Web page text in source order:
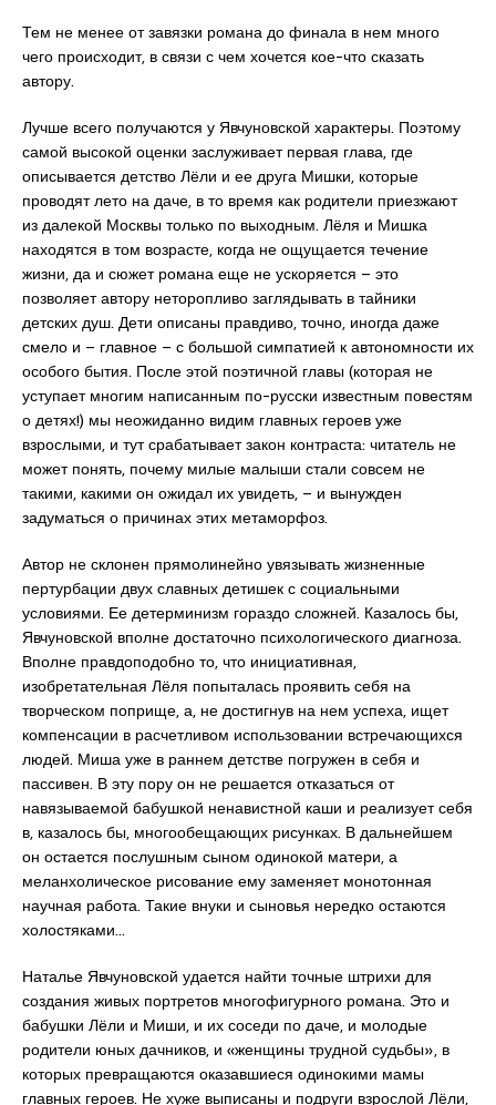
Тем не менее от завязки романа до финала в нем много
чего происходит, в связи с чем хочется кое-что сказать
автору.
Лучше всего получаются у Явчуновской характеры. Поэтому
самой высокой оценки заслуживает первая глава, где
описывается детство Лёли и ее друга Мишки, которые
проводят лето на даче, в то время как родители приезжают
из далекой Москвы только по выходным. Лёля и Мишка
находятся в том возрасте, когда не ощущается течение
жизни, да и сюжет романа еще не ускоряется – это
позволяет автору неторопливо заглядывать в тайники
детских душ. Дети описаны правдиво, точно, иногда даже
смело и – главное – с большой симпатией к автономности их
особого бытия. После этой поэтичной главы (которая не
уступает многим написанным по-русски известным повестям
о детях!) мы неожиданно видим главных героев уже
взрослыми, и тут срабатывает закон контраста: читатель не
может понять, почему милые малыши стали совсем не
такими, какими он ожидал их увидеть, – и вынужден
задуматься о причинах этих метаморфоз.
Автор не склонен прямолинейно увязывать жизненные
пертурбации двух славных детишек с социальными
условиями. Ее детерминизм гораздо сложней. Казалось бы,
Явчуновской вполне достаточно психологического диагноза.
Вполне правдоподобно то, что инициативная,
изобретательная Лёля попыталась проявить себя на
творческом поприще, а, не достигнув на нем успеха, ищет
компенсации в расчетливом использовании встречающихся
людей. Миша уже в раннем детстве погружен в себя и
пассивен. В эту пору он не решается отказаться от
навязываемой бабушкой ненавистной каши и реализует себя
в, казалось бы, многообещающих рисунках. В дальнейшем
он остается послушным сыном одинокой матери, а
меланхолическое рисование ему заменяет монотонная
научная работа. Такие внуки и сыновья нередко остаются
холостяками…
Наталье Явчуновской удается найти точные штрихи для
создания живых портретов многофигурного романа. Это и
бабушки Лёли и Миши, и их соседи по даче, и молодые
родители юных дачников, и «женщины трудной судьбы», в
которых превращаются оказавшиеся одинокими мамы
главных героев. Не хуже выписаны и подруги взрослой Лёли,